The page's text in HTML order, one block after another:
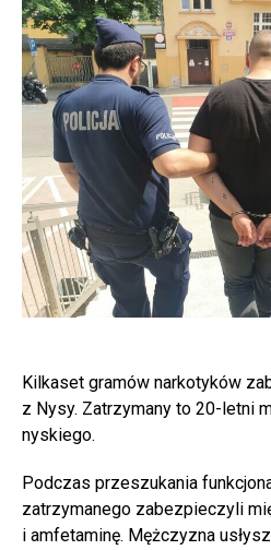
Kilkaset gramów narkotyków
z Nysy. Zatrzymany to 20-letni
nyskiego.
Podczas przeszukania
zatrzymanego zabezpieczyli
i amfetaminę. Mężczyzna